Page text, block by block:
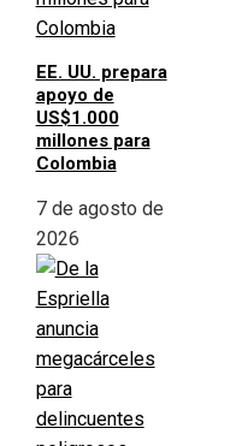
EE. UU. prepara
apoyo de
US$1.000
millones para
Colombia
7 de agosto de
2026